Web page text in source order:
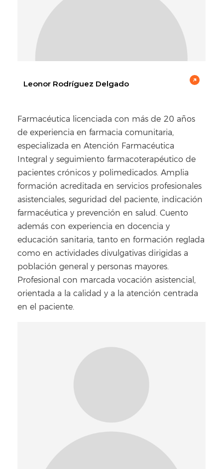
Leonor Rodríguez Delgado
Farmacéutica licenciada con más de 20 años
de experiencia en farmacia comunitaria,
especializada en Atención Farmacéutica
Integral y seguimiento farmacoterapéutico de
pacientes crónicos y polimedicados. Amplia
formación acreditada en servicios profesionales
asistenciales, seguridad del paciente, indicación
farmacéutica y prevención en salud. Cuento
además con experiencia en docencia y
educación sanitaria, tanto en formación reglada
como en actividades divulgativas dirigidas a
población general y personas mayores.
Profesional con marcada vocación asistencial,
orientada a la calidad y a la atención centrada
en el paciente.